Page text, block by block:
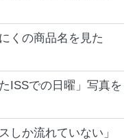
くの商品名を見た
ISSでの日曜」写真を
しか流れていない」